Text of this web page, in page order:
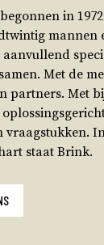
in
mannen
aanvullend
Met de
partners. Met
vraagstukken.
staat Brink.